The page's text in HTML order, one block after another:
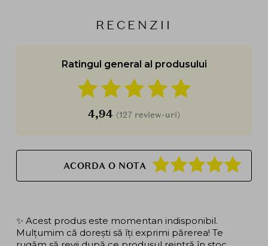
RECENZII
Ratingul general al produsului
4,94 (127 review-uri)
ACORDA O NOTA
✨ Acest produs este momentan indisponibil.
Mulțumim că dorești să îți exprimi părerea! Te